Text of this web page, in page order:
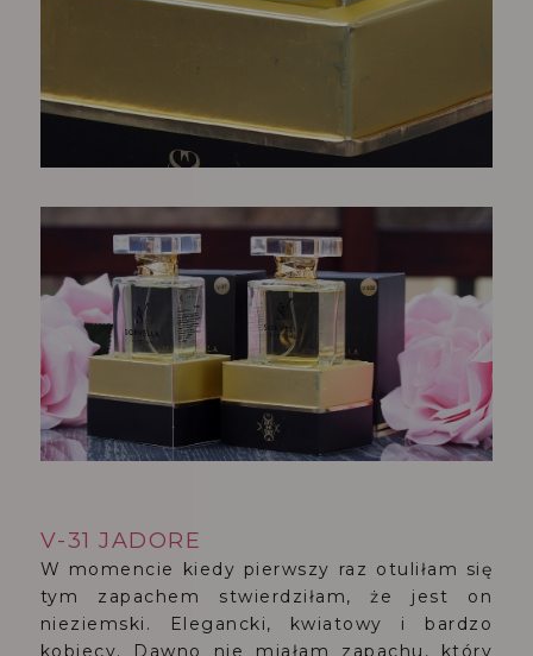
V-31 JADORE
W momencie kiedy pierwszy raz otuliłam się
tym zapachem stwierdziłam, że jest on
nieziemski. Elegancki, kwiatowy i bardzo
kobiecy. Dawno nie miałam zapachu, który